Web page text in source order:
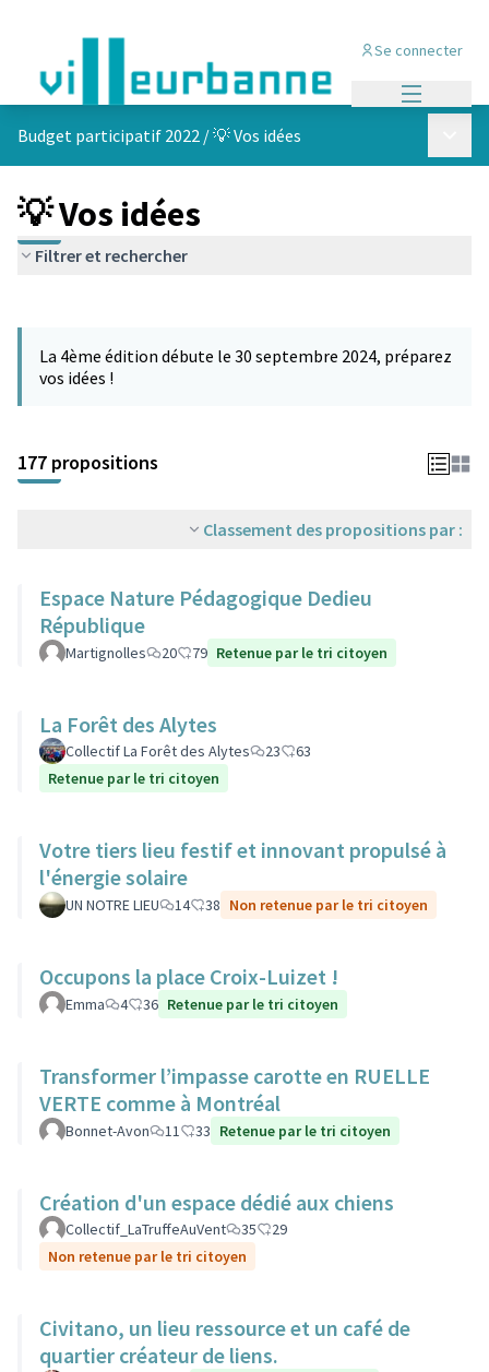
Se connecter
Budget participatif 2022 /💡 Vos idées
💡 Vos idées
Filtrer et rechercher
−
La 4ème édition débute le 30 septembre 2024, préparez
vos idées !
177 propositions
Classement des propositions par :
Espace Nature Pédagogique Dedieu
République
Martignolles 20 79 Retenue par le tri citoyen
La Forêt des Alytes
Collectif La Forêt des Alytes 23
63
Retenue par le tri citoyen
Votre tiers lieu festif et innovant propulsé à
l'énergie solaire
UN NOTRE LIEU 14 38 Non retenue par le tri citoyen
Occupons la place Croix-Luizet !
Emma 4 36 Retenue par le tri citoyen
Transformer l’impasse carotte en RUELLE
VERTE comme à Montréal
Bonnet-Avon 11 33 Retenue par le tri citoyen
Création d'un espace dédié aux chiens
Collectif_LaTruffeAuVent 35
29
Non retenue par le tri citoyen
Civitano, un lieu ressource et un café de
quartier créateur de liens.